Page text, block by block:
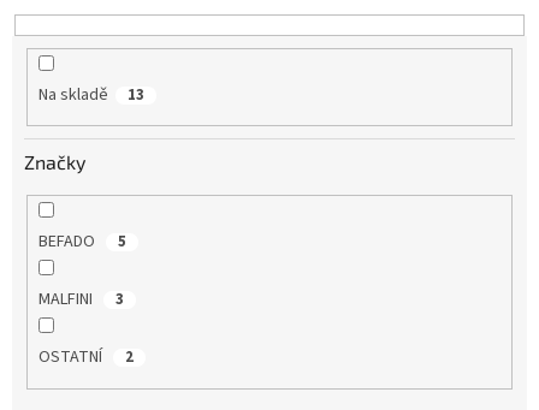
u
Na skladě 13
Značky
BEFADO 5
MALFINI 3
OSTATNÍ 2